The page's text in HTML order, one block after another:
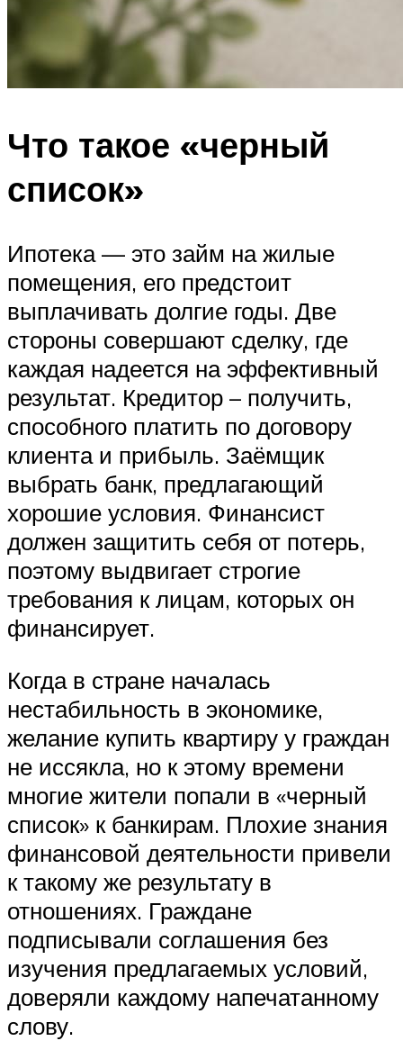
Что такое «черный
список»
Ипотека — это займ на жилые
помещения, его предстоит
выплачивать долгие годы. Две
стороны совершают сделку, где
каждая надеется на эффективный
результат. Кредитор – получить,
способного платить по договору
клиента и прибыль. Заёмщик
выбрать банк, предлагающий
хорошие условия. Финансист
должен защитить себя от потерь,
поэтому выдвигает строгие
требования к лицам, которых он
финансирует.
Когда в стране началась
нестабильность в экономике,
желание купить квартиру у граждан
не иссякла, но к этому времени
многие жители попали в «черный
список» к банкирам. Плохие знания
финансовой деятельности привели
к такому же результату в
отношениях. Граждане
подписывали соглашения без
изучения предлагаемых условий,
доверяли каждому напечатанному
слову.